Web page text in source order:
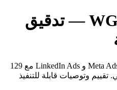
WG Ads Optimizer — تدقيق
دقق حملاتك على Google Ads و Meta Ads و LinkedIn Ads مع 129
تقييم وتوصيات قابلة للتنفيذ